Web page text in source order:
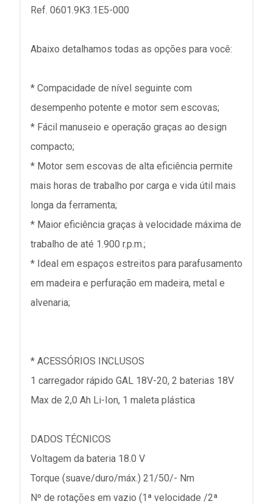
Ref. 0601.9K3.1E5-000
Abaixo detalhamos todas as opções para você:
* Compacidade de nível seguinte com
desempenho potente e motor sem escovas;
* Fácil manuseio e operação graças ao design
compacto;
* Motor sem escovas de alta eficiência permite
mais horas de trabalho por carga e vida útil mais
longa da ferramenta;
* Maior eficiência graças à velocidade máxima de
trabalho de até 1.900 r.p.m.;
* Ideal em espaços estreitos para parafusamento
em madeira e perfuração em madeira, metal e
alvenaria;
* ACESSÓRIOS INCLUSOS
1 carregador rápido GAL 18V-20, 2 baterias 18V
Max de 2,0 Ah Li-Ion, 1 maleta plástica
DADOS TÉCNICOS
Voltagem da bateria 18.0 V
Torque (suave/duro/máx.) 21/50/- Nm
Nº de rotações em vazio (1ª velocidade /2ª